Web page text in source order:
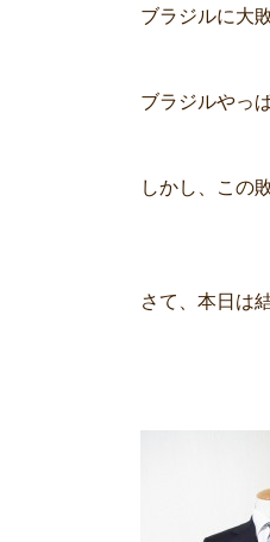
ブラジルに大
ブラジルやっ
しかし、この
さて、本日は